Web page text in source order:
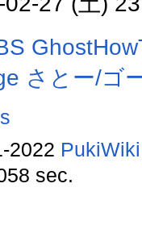
さとー/ゴ
2022
sec.